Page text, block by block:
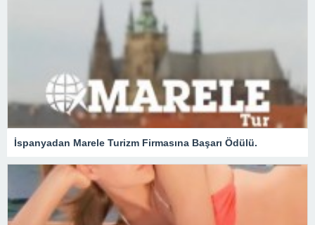
İspanyadan Marele Turizm Firmasına Başarı Ödülü.